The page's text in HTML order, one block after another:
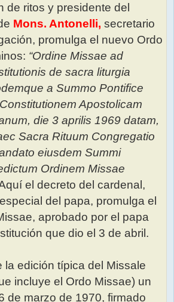
de ritos y presidente del
Mons. Antonelli, secretario
promulga el nuevo Ordo
“Ordine Missae ad
de sacra liturgia
a Summo Pontifice
Apostolicam
die 3 aprilis 1969 datam,
Sacra Rituum Congregatio
eiusdem Summi
Ordinem Missae
el decreto del cardenal,
del papa, promulga el
aprobado por el papa
que dio el 3 de abril.
la edición típica del Missale
incluye el Ordo Missae) un
de marzo de 1970, firmado